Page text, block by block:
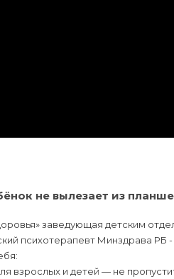
не вылезает из
заведующая детским
психотерапевт Минздрава РБ
взрослых и детей — не